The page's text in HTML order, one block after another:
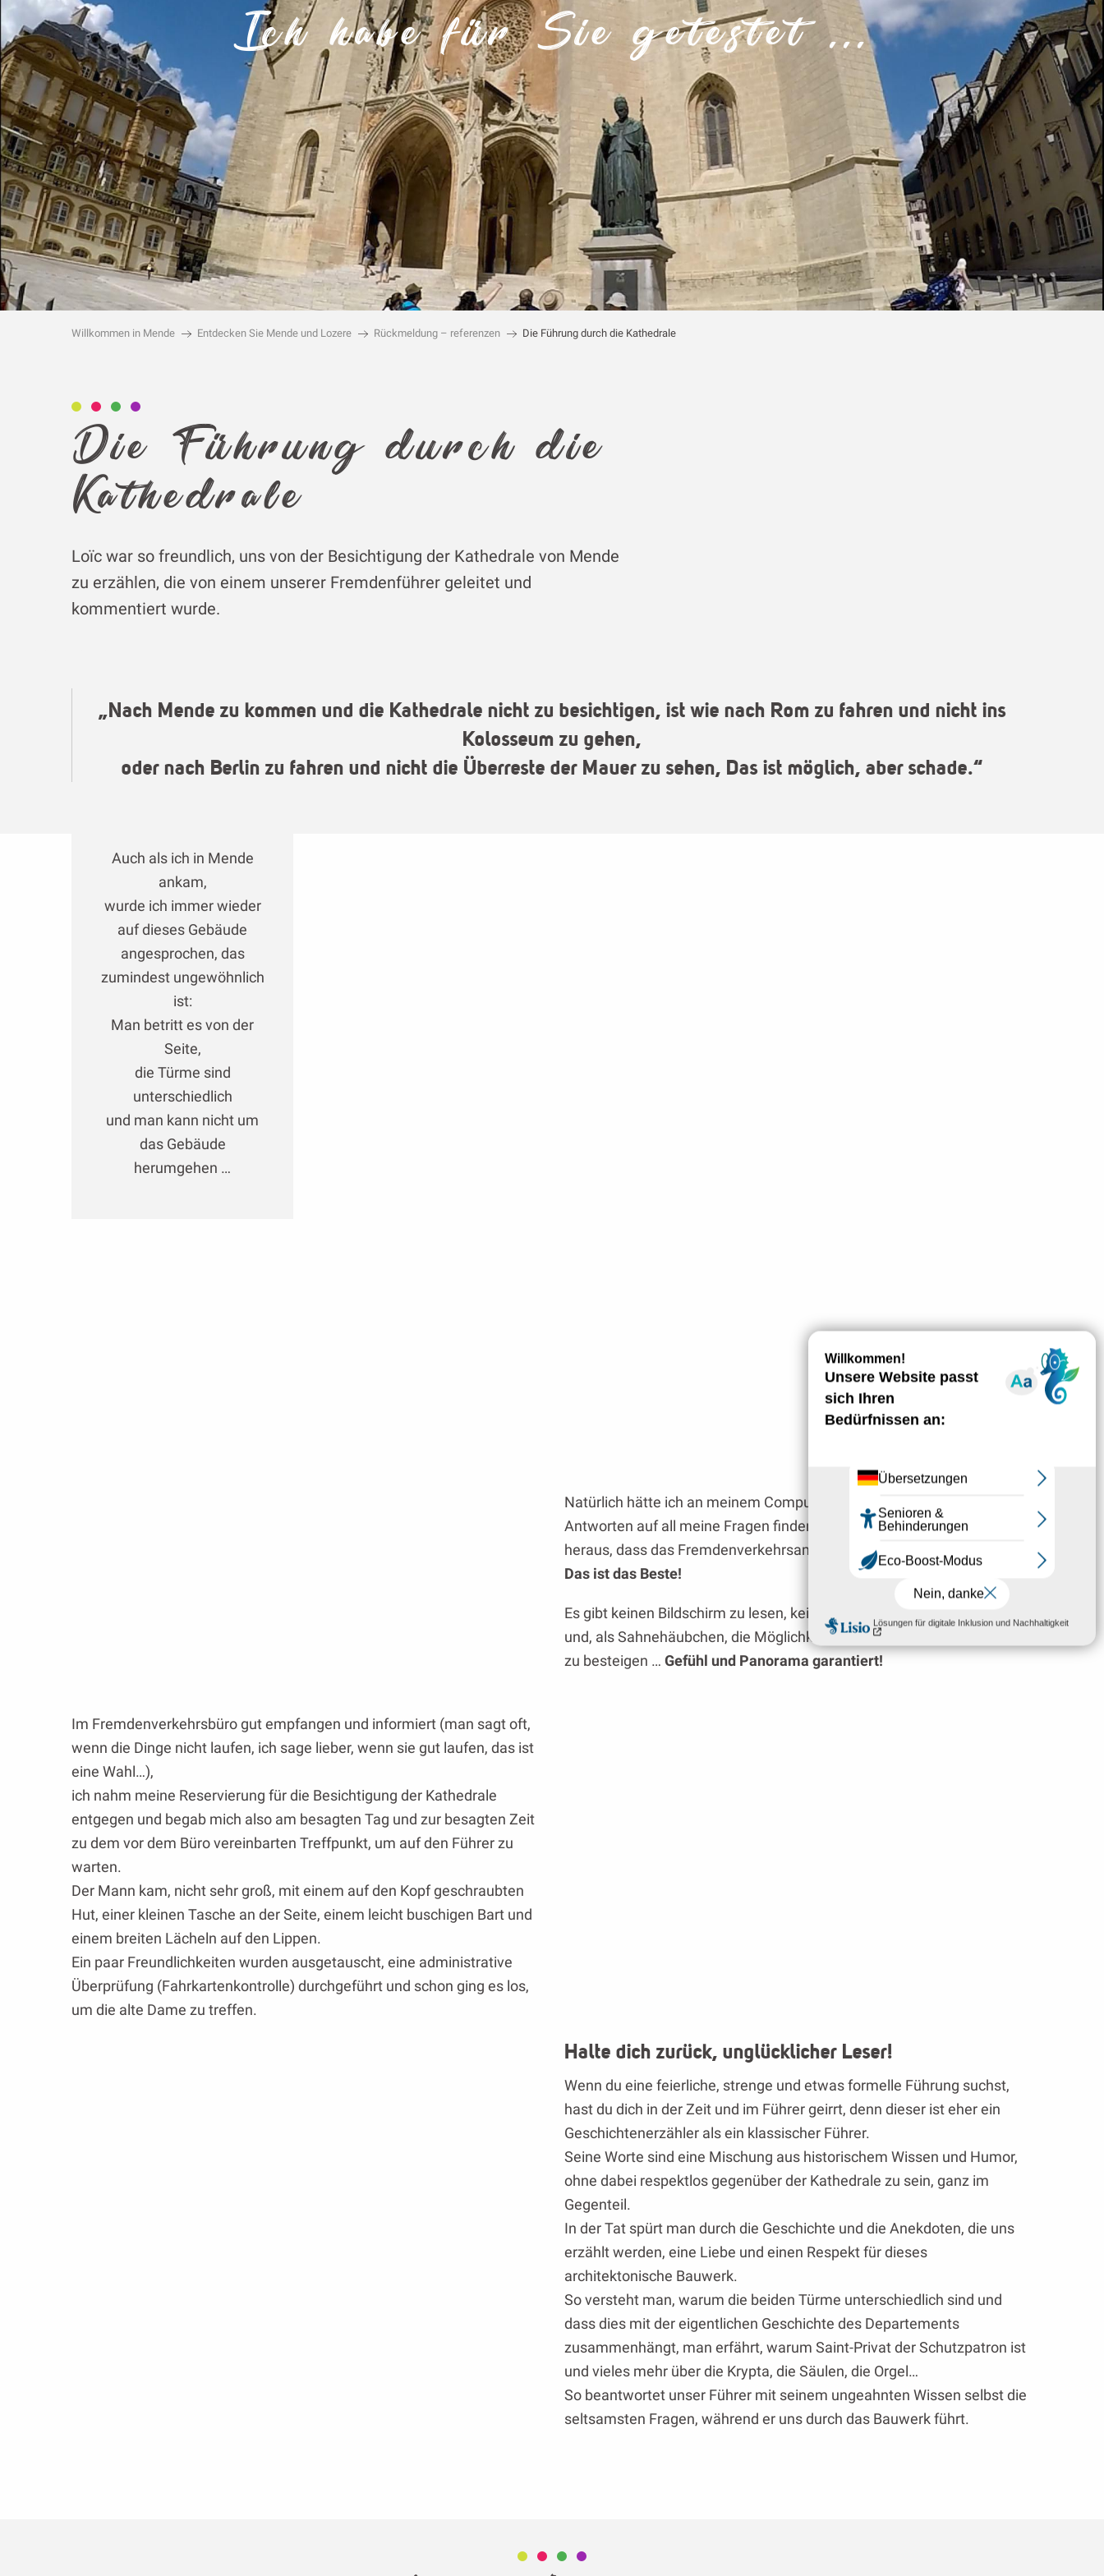
Ich habe für Sie getestet ...
Willkommen in Mende Entdecken Sie Mende und Lozere Rückmeldung – referenzen Die Führung durch die Kathedrale
Die Führung durch die
Kathedrale
Loïc war so freundlich, uns von der Besichtigung der Kathedrale von Mende
zu erzählen, die von einem unserer Fremdenführer geleitet und
kommentiert wurde.
„Nach Mende zu kommen und die Kathedrale nicht zu besichtigen, ist wie nach Rom zu fahren und nicht ins
Kolosseum zu gehen,
oder nach Berlin zu fahren und nicht die Überreste der Mauer zu sehen, Das ist möglich, aber schade.“
Auch als ich in Mende
ankam,
wurde ich immer wieder
auf dieses Gebäude
angesprochen, das
zumindest ungewöhnlich
ist:
Man betritt es von der
Seite,
die Türme sind
unterschiedlich
und man kann nicht um
das Gebäude
herumgehen …
Natürlich hätte ich an meinem Computer suchen und im Internet
Antworten auf all meine Fragen finden können, aber es stellte sich
heraus, dass das Fremdenverkehrsamt eine geführte Tour anbietet … !
Das ist das Beste!
Es gibt keinen Bildschirm zu lesen, keine Informationen zu überprüfen
und, als Sahnehäubchen, die Möglichkeit, den Turm des Glockenturms
zu besteigen … Gefühl und Panorama garantiert!
Im Fremdenverkehrsbüro gut empfangen und informiert (man sagt oft,
wenn die Dinge nicht laufen, ich sage lieber, wenn sie gut laufen, das ist
eine Wahl…),
ich nahm meine Reservierung für die Besichtigung der Kathedrale
entgegen und begab mich also am besagten Tag und zur besagten Zeit
zu dem vor dem Büro vereinbarten Treffpunkt, um auf den Führer zu
warten.
Der Mann kam, nicht sehr groß, mit einem auf den Kopf geschraubten
Hut, einer kleinen Tasche an der Seite, einem leicht buschigen Bart und
einem breiten Lächeln auf den Lippen.
Ein paar Freundlichkeiten wurden ausgetauscht, eine administrative
Überprüfung (Fahrkartenkontrolle) durchgeführt und schon ging es los,
um die alte Dame zu treffen.
Halte dich zurück, unglücklicher Leser!
Wenn du eine feierliche, strenge und etwas formelle Führung suchst,
hast du dich in der Zeit und im Führer geirrt, denn dieser ist eher ein
Geschichtenerzähler als ein klassischer Führer.
Seine Worte sind eine Mischung aus historischem Wissen und Humor,
ohne dabei respektlos gegenüber der Kathedrale zu sein, ganz im
Gegenteil.
In der Tat spürt man durch die Geschichte und die Anekdoten, die uns
erzählt werden, eine Liebe und einen Respekt für dieses
architektonische Bauwerk.
So versteht man, warum die beiden Türme unterschiedlich sind und
dass dies mit der eigentlichen Geschichte des Departements
zusammenhängt, man erfährt, warum Saint-Privat der Schutzpatron ist
und vieles mehr über die Krypta, die Säulen, die Orgel…
So beantwortet unser Führer mit seinem ungeahnten Wissen selbst die
seltsamsten Fragen, während er uns durch das Bauwerk führt.